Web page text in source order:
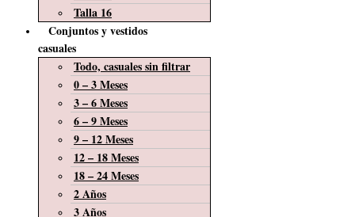
Talla 16
Conjuntos y vestidos
casuales
Todo, casuales sin filtrar
0 – 3 Meses
3 – 6 Meses
6 – 9 Meses
9 – 12 Meses
12 – 18 Meses
18 – 24 Meses
2 Años
3 Años